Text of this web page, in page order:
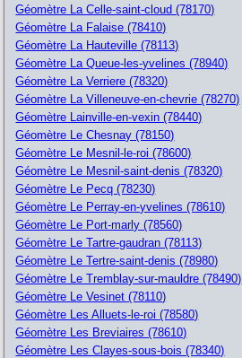
Géomètre La Celle-saint-cloud (78170)
Géomètre La Falaise (78410)
Géomètre La Hauteville (78113)
Géomètre La Queue-les-yvelines (78940)
Géomètre La Verriere (78320)
Géomètre La Villeneuve-en-chevrie (78270)
Géomètre Lainville-en-vexin (78440)
Géomètre Le Chesnay (78150)
Géomètre Le Mesnil-le-roi (78600)
Géomètre Le Mesnil-saint-denis (78320)
Géomètre Le Pecq (78230)
Géomètre Le Perray-en-yvelines (78610)
Géomètre Le Port-marly (78560)
Géomètre Le Tartre-gaudran (78113)
Géomètre Le Tertre-saint-denis (78980)
Géomètre Le Tremblay-sur-mauldre (78490)
Géomètre Le Vesinet (78110)
Géomètre Les Alluets-le-roi (78580)
Géomètre Les Breviaires (78610)
Géomètre Les Clayes-sous-bois (78340)